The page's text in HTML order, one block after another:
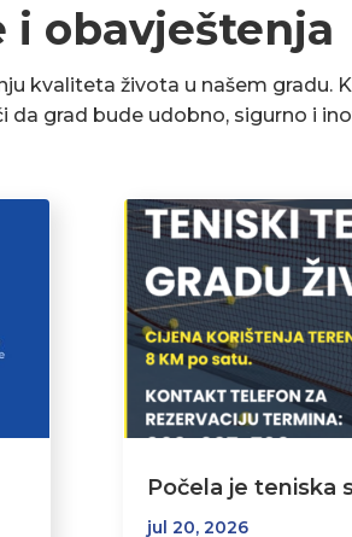
i obavještenja
kvaliteta života u našem
da grad bude udobno, sigurno i
Počela je teniska
jul 20, 2026